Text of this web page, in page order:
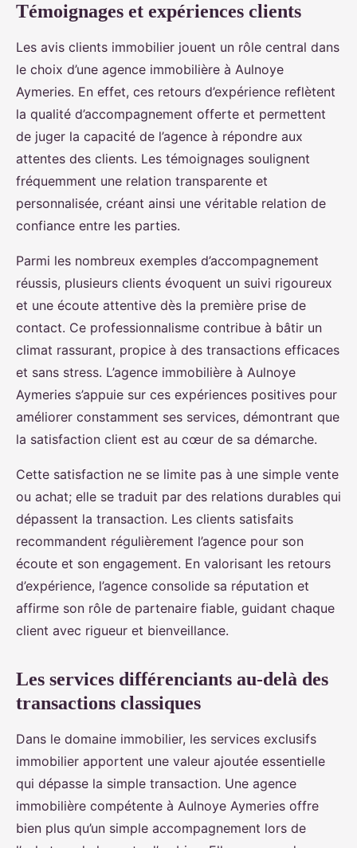
Témoignages et expériences clients
Les avis clients immobilier jouent un rôle central dans
le choix d’une agence immobilière à Aulnoye
Aymeries. En effet, ces retours d’expérience reflètent
la qualité d’accompagnement offerte et permettent
de juger la capacité de l’agence à répondre aux
attentes des clients. Les témoignages soulignent
fréquemment une relation transparente et
personnalisée, créant ainsi une véritable relation de
confiance entre les parties.
Parmi les nombreux exemples d’accompagnement
réussis, plusieurs clients évoquent un suivi rigoureux
et une écoute attentive dès la première prise de
contact. Ce professionnalisme contribue à bâtir un
climat rassurant, propice à des transactions efficaces
et sans stress. L’agence immobilière à Aulnoye
Aymeries s’appuie sur ces expériences positives pour
améliorer constamment ses services, démontrant que
la satisfaction client est au cœur de sa démarche.
Cette satisfaction ne se limite pas à une simple vente
ou achat; elle se traduit par des relations durables qui
dépassent la transaction. Les clients satisfaits
recommandent régulièrement l’agence pour son
écoute et son engagement. En valorisant les retours
d’expérience, l’agence consolide sa réputation et
affirme son rôle de partenaire fiable, guidant chaque
client avec rigueur et bienveillance.
Les services différenciants au-delà des
transactions classiques
Dans le domaine immobilier, les services exclusifs
immobilier apportent une valeur ajoutée essentielle
qui dépasse la simple transaction. Une agence
immobilière compétente à Aulnoye Aymeries offre
bien plus qu’un simple accompagnement lors de